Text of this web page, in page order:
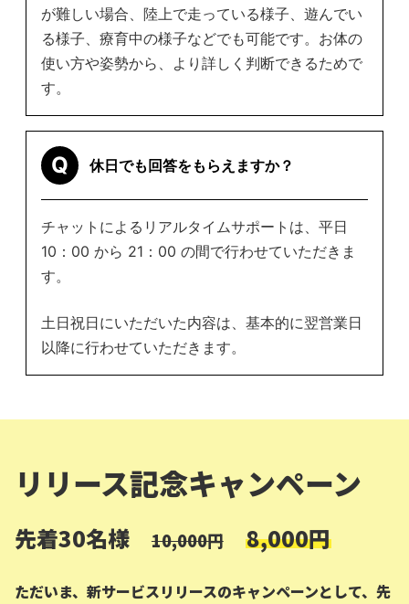
が難しい場合、陸上で走っている様子、遊んでい
る様子、療育中の様子などでも可能です。お体の
使い方や姿勢から、より詳しく判断できるためで
す。
Q 休日でも回答をもらえますか？
チャットによるリアルタイムサポートは、平日
10：00 から 21：00 の間で行わせていただきま
す。
土日祝日にいただいた内容は、基本的に翌営業日
以降に行わせていただきます。
リリース記念キャンペーン
先着30名様 10,000円 8,000円
ただいま、新サービスリリースのキャンペーンとして、先